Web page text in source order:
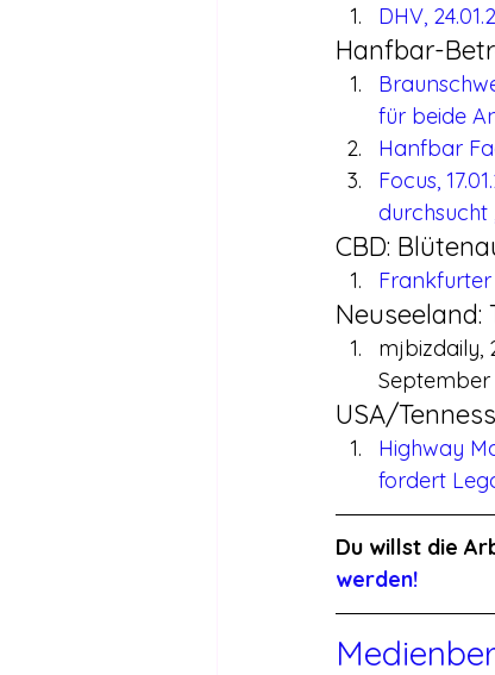
DHV,
Hanfbar-
für beide
Hanfbar
Focus,
durchsucht
CBD:
mjbizdaily,
September
USA/
Highway
fordert
Du willst die
werden!